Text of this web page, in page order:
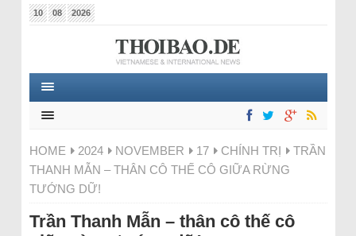
10 08 2026
HOME 2024 NOVEMBER 17 CHÍNH TRỊ
TRẦN
THANH MẪN – THÂN CÔ THẾ CÔ GIỮA RỪNG
TƯỚNG DỮ!
Trần Thanh Mẫn – thân cô thế cô